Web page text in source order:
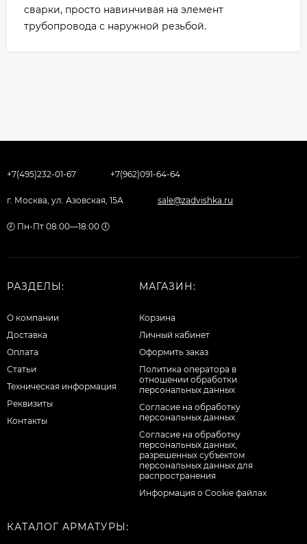
сварки, просто навинчивая на элемент
трубопровода с наружной резьбой.
+7(495)232-01-67 +7(962)091-64-64
г. Москва, ул. Азовская, 15А sale@zadvishka.ru
🕗 Пн-Пт 08:00—18:00 🕕
РАЗДЕЛЫ:
О компании
Доставка
Оплата
Статьи
Техническая информация
Реквизиты
Контакты
МАГАЗИН:
Корзина
Личный кабинет
Оформить заказ
Политика оператора в
отношении обработки
персональных данных
Согласие на обработку
персональных данных
Cогласие на обработку
персональных данных,
разрешенных субъектом
персональных данных для
распространения
Информация о Cookie файлах
КАТАЛОГ АРМАТУРЫ: